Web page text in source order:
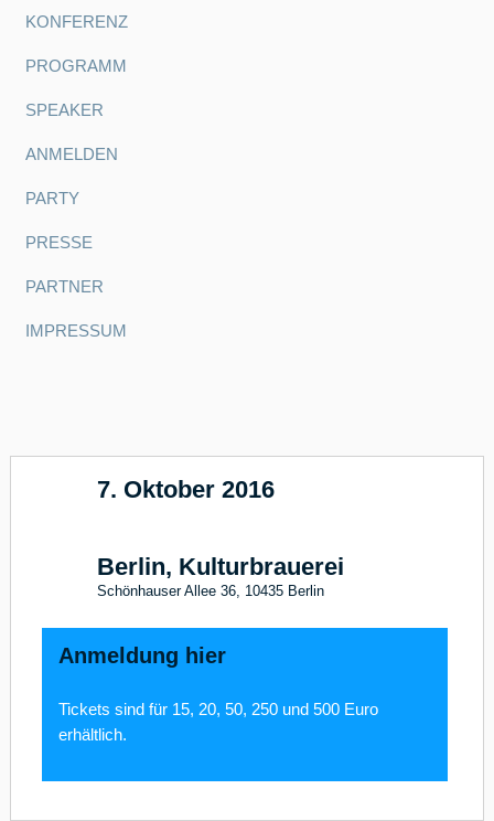
KONFERENZ
PROGRAMM
SPEAKER
ANMELDEN
PARTY
PRESSE
PARTNER
IMPRESSUM
7. Oktober 2016
Berlin, Kulturbrauerei
Schönhauser Allee 36, 10435 Berlin
Anmeldung hier
Tickets sind für 15, 20, 50, 250 und 500 Euro
erhältlich.